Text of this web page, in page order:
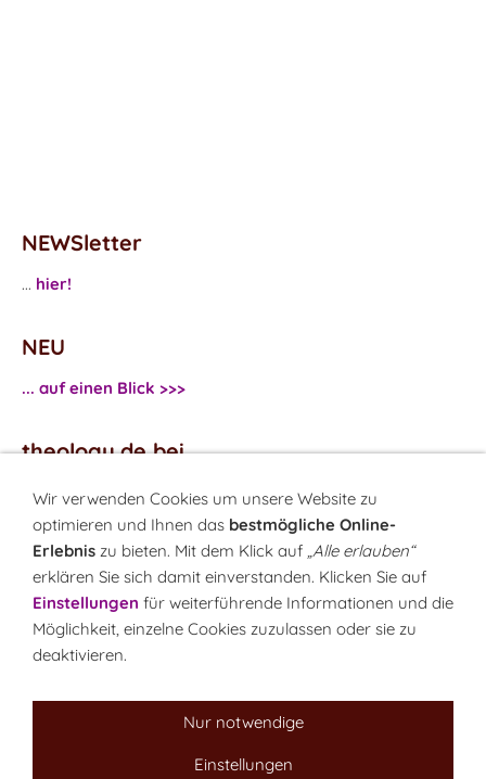
NEWSletter
... hier!
NEU
... auf einen Blick >>>
theology.de bei
...Facebook
...Twitter
Monatsrätsel
Rätseln & Gewinnen!
Wir verwenden Cookies um unsere Website zu
optimieren und Ihnen das bestmögliche Online-
Erlebnis zu bieten. Mit dem Klick auf „Alle erlauben“
erklären Sie sich damit einverstanden. Klicken Sie auf
Einstellungen für weiterführende Informationen und die
Möglichkeit, einzelne Cookies zuzulassen oder sie zu
deaktivieren.
Nur notwendige
Einstellungen